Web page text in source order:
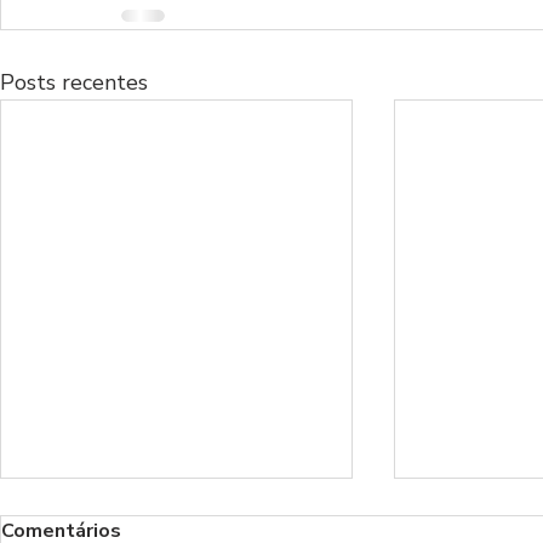
Posts recentes
Comentários